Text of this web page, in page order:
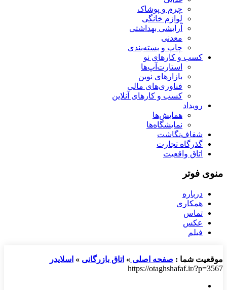
چرم و پوشاک
لوازم خانگی
آرایشی بهداشتی
معدنی
چاپ و بسته‌بندی
کسب و کارهای نو
استارت‌آپ‌ها
بازارهای نوین
فناوری‌های مالی
کسب و کارهای آنلاین
رویداد
همایش‌ها
نمایشگاه‌ها
شفاف‌نگاشت
گذرگاه تجارت
اتاق واقعیت
منوی فوتر
درباره
همکاری
تماس
عکس
فیلم
موقعیت شما : صفحه اصلی » اتاق بازرگانی » اسلایدر
https://otaghshafaf.ir/?p=3567